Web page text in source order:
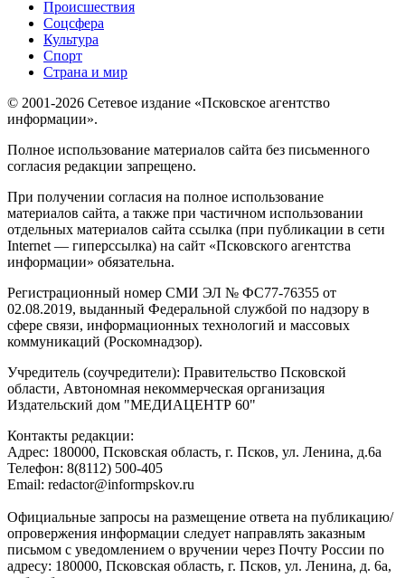
Происшествия
Соцсфера
Культура
Спорт
Страна и мир
© 2001-2026 Сетевое издание «Псковское агентство
информации».
Полное использование материалов сайта без письменного
согласия редакции запрещено.
При получении согласия на полное использование
материалов сайта, а также при частичном использовании
отдельных материалов сайта ссылка (при публикации в сети
Internet — гиперссылка) на сайт «Псковского агентства
информации» обязательна.
Регистрационный номер СМИ ЭЛ № ФС77-76355 от
02.08.2019, выданный Федеральной службой по надзору в
сфере связи, информационных технологий и массовых
коммуникаций (Роскомнадзор).
Учредитель (соучредители): Правительство Псковской
области, Автономная некоммерческая организация
Издательский дом "МЕДИАЦЕНТР 60"
Контакты редакции:
Адреc: 180000, Псковская область, г. Псков, ул. Ленина, д.6а
Телефон: 8(8112) 500-405
Email: redactor@informpskov.ru
Официальные запросы на размещение ответа на публикацию/
опровержения информации следует направлять заказным
письмом с уведомлением о вручении через Почту России по
адресу: 180000, Псковская область, г. Псков, ул. Ленина, д. 6а,